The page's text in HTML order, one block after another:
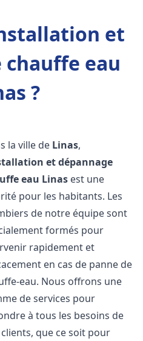
et
chauffe eau
?
la ville de Linas,
et dépannage
eau Linas est une
pour les habitants. Les
de notre équipe sont
formés pour
rapidement et
en cas de panne de
eau. Nous offrons une
de services pour
à tous les besoins de
que ce soit pour